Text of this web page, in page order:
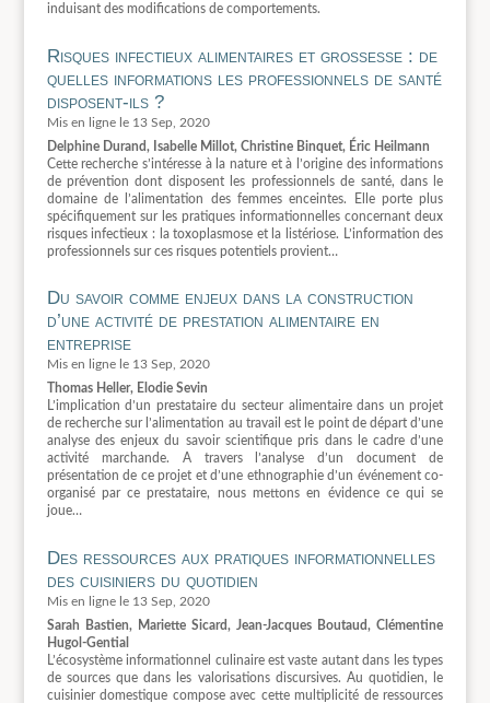
induisant des modifications de comportements.
Risques infectieux alimentaires et grossesse : de
quelles informations les professionnels de santé
disposent-ils ?
13 Sep, 2020
Delphine Durand, Isabelle Millot, Christine Binquet, Éric Heilmann
Cette recherche s’intéresse à la nature et à l’origine des informations
de prévention dont disposent les professionnels de santé, dans le
domaine de l’alimentation des femmes enceintes. Elle porte plus
spécifiquement sur les pratiques informationnelles concernant deux
risques infectieux : la toxoplasmose et la listériose. L’information des
professionnels sur ces risques potentiels provient…
Du savoir comme enjeux dans la construction
d’une activité de prestation alimentaire en
entreprise
13 Sep, 2020
Thomas Heller, Elodie Sevin
L’implication d’un prestataire du secteur alimentaire dans un projet
de recherche sur l’alimentation au travail est le point de départ d’une
analyse des enjeux du savoir scientifique pris dans le cadre d’une
activité marchande. A travers l’analyse d’un document de
présentation de ce projet et d’une ethnographie d’un événement co-
organisé par ce prestataire, nous mettons en évidence ce qui se
joue…
Des ressources aux pratiques informationnelles
des cuisiniers du quotidien
13 Sep, 2020
Sarah Bastien, Mariette Sicard, Jean-Jacques Boutaud, Clémentine
Hugol-Gential
L’écosystème informationnel culinaire est vaste autant dans les types
de sources que dans les valorisations discursives. Au quotidien, le
cuisinier domestique compose avec cette multiplicité de ressources